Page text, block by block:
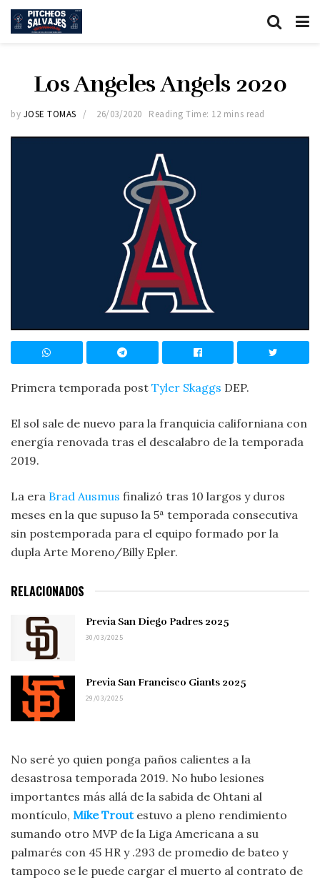
Los Angeles Angels 2020
by JOSE TOMAS 26/03/2020 Reading Time: 12 mins read
Primera temporada post Tyler Skaggs DEP.
El sol sale de nuevo para la franquicia californiana con
energía renovada tras el descalabro de la temporada
2019.
La era Brad Ausmus finalizó tras 10 largos y duros
meses en la que supuso la 5ª temporada consecutiva
sin postemporada para el equipo formado por la
dupla Arte Moreno/Billy Epler.
RELACIONADOS
Previa San Diego Padres 2025
30/03/2025
Previa San Francisco Giants 2025
29/03/2025
No seré yo quien ponga paños calientes a la
desastrosa temporada 2019. No hubo lesiones
importantes más allá de la sabida de Ohtani al
montículo, Mike Trout estuvo a pleno rendimiento
sumando otro MVP de la Liga Americana a su
palmarés con 45 HR y .293 de promedio de bateo y
tampoco se le puede cargar el muerto al contrato de